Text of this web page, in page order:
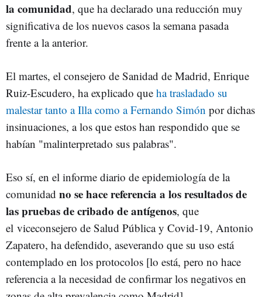
la comunidad, que ha declarado una reducción muy
significativa de los nuevos casos la semana pasada
frente a la anterior.
El martes, el consejero de Sanidad de Madrid, Enrique
Ruiz-Escudero, ha explicado que ha trasladado su
malestar tanto a Illa como a Fernando Simón por dichas
insinuaciones, a los que estos han respondido que se
habían "malinterpretado sus palabras".
Eso sí, en el informe diario de epidemiología de la
comunidad no se hace referencia a los resultados de
las pruebas de cribado de antígenos, que
el viceconsejero de Salud Pública y Covid-19, Antonio
Zapatero, ha defendido, aseverando que su uso está
contemplado en los protocolos [lo está, pero no hace
referencia a la necesidad de confirmar los negativos en